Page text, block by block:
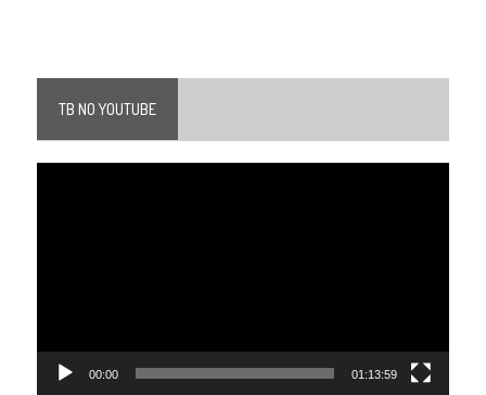
TB NO YOUTUBE
00:00 01:13:59